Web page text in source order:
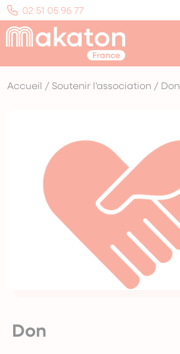
02 51 05 96 77
Accueil / Soutenir l'association / Don
Don
Notre mission
Nos formations
Soutenir l’association
Ça bouge !
Nous contacter
Panneau de gestion des cookies